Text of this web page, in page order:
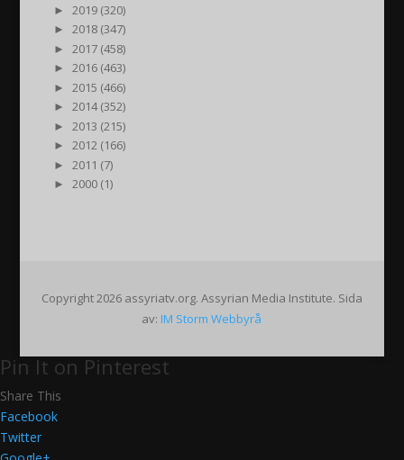
►
2019 (320)
►
2018 (347)
►
2017 (458)
►
2016 (463)
►
2015 (466)
►
2014 (352)
►
2013 (215)
►
2012 (166)
►
2011 (7)
►
2000 (1)
Copyright 2026 assyriatv.org. Assyrian Media Institute. Sida
av: IM Storm Webbyrå
Pin It on Pinterest
Share This
Facebook
Twitter